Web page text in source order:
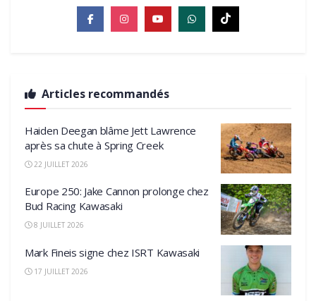
Articles recommandés
Haiden Deegan blâme Jett Lawrence
après sa chute à Spring Creek
22 JUILLET 2026
Europe 250: Jake Cannon prolonge chez
Bud Racing Kawasaki
8 JUILLET 2026
Mark Fineis signe chez ISRT Kawasaki
17 JUILLET 2026